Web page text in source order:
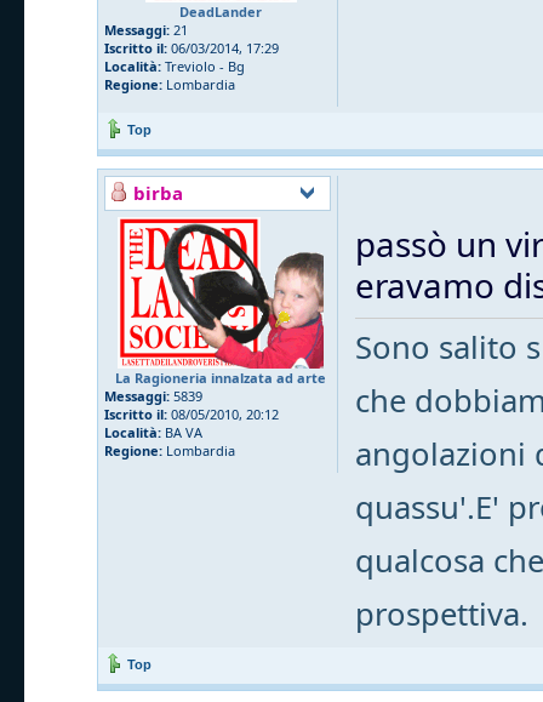
DeadLander
Messaggi: 21
Iscritto il: 06/03/2014, 17:29
Località: Treviolo - Bg
Regione: Lombardia
Top
birba
La Ragioneria innalzata ad arte
Messaggi: 5839
Iscritto il: 08/05/2010, 20:12
Località: BA VA
Regione: Lombardia
passò un
eravamo
Sono salito
che
angolazioni
quassu'.E'
qualcosa
prospettiva.
Top